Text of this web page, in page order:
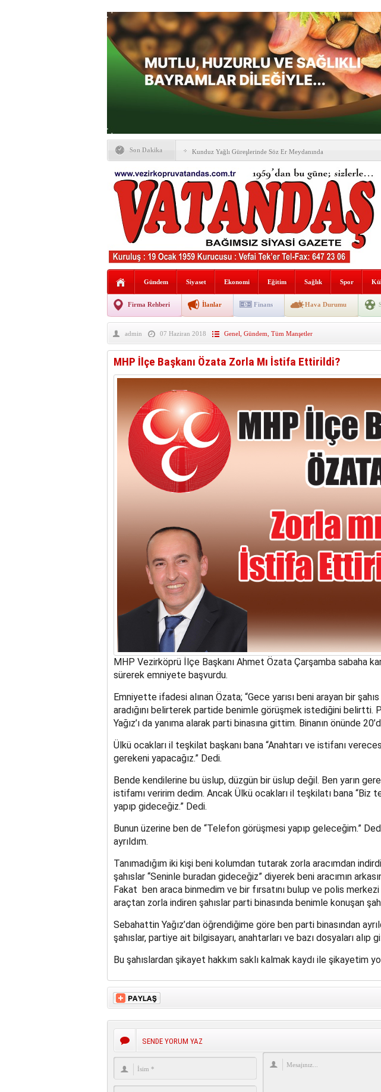
Son Dakika Kunduz Yağlı Güreşlerinde Söz Er Meydanında
Ankara & Vezirköprü Platformu’ndan Vezirköprü
Kaymakamına ‘hayırlı olsun’ ziyareti
KAYBETTİKLERİMİZ
NÖBETÇİ ECZANELER
PTT Taşerona Geçiyor
Erhan Parlar vefat etti
BANA GÖRE
Vezirköprü CHP’de istifa depremi yaşandı!
Gündem Siyaset Ekonomi Eğitim Sağlık Spor
Firma Rehberi İlanlar Finans Hava Durumu
admin 07 Haziran 2018 Genel Gündem Tüm Manşetler
MHP İlçe Başkanı Özata Zorla Mı İstifa Ettirildi?
MHP Vezirköprü İlçe Başkanı Ahmet Özata Çarşamba sabaha
sürerek emniyete başvurdu.
Emniyette ifadesi alınan Özata; “Gece yarısı beni arayan bir şahıs
aradığını belirterek partide benimle görüşmek istediğini
Yağız’ı da yanıma alarak parti binasına gittim. Binanın önünde
Ülkü ocakları il teşkilat başkanı bana “Anahtarı ve istifanı
gerekeni yapacağız.” Dedi.
Bende kendilerine bu üslup, düzgün bir üslup değil. Ben yarın
istifamı veririm dedim. Ancak Ülkü ocakları il teşkilatı bana “Biz
yapıp gideceğiz.” Dedi.
Bunun üzerine ben de “Telefon görüşmesi yapıp geleceğim.”
ayrıldım.
Tanımadığım iki kişi beni kolumdan tutarak zorla aracımdan
şahıslar “Seninle buradan gideceğiz” diyerek beni aracımın
Fakat ben araca binmedim ve bir fırsatını bulup ve polis
araçtan zorla indiren şahıslar parti binasında benimle konuşan
Sebahattin Yağız’dan öğrendiğime göre ben parti binasından
şahıslar, partiye ait bilgisayarı, anahtarları ve bazı dosyaları alıp
Bu şahıslardan şikayet hakkım saklı kalmak kaydı ile şikayetim
SENDE YORUM YAZ